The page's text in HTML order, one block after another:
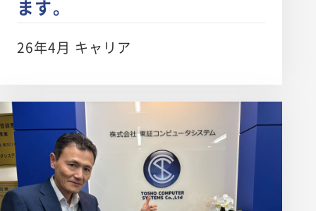
ます。
26年4月 キャリア